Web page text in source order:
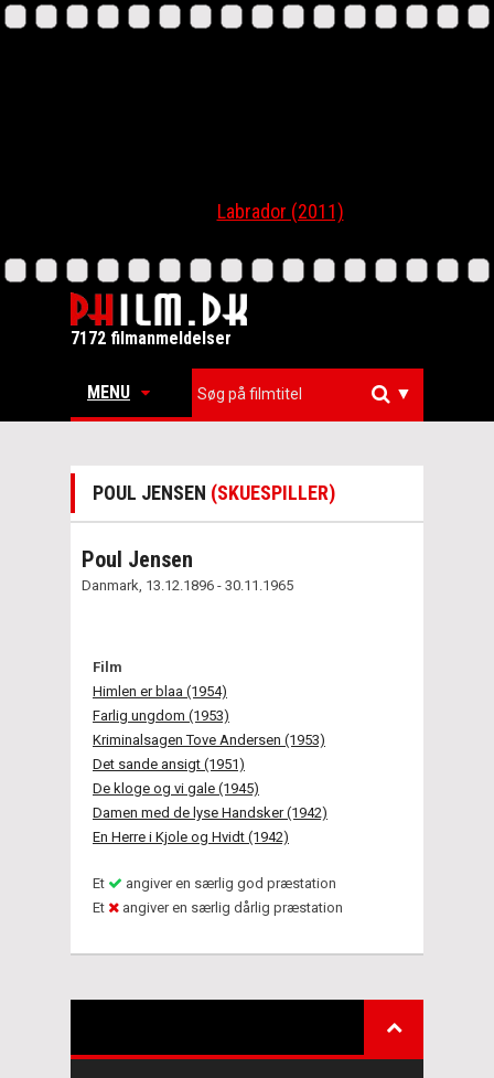
Labrador (2011)
7172 filmanmeldelser
MENU ▼
POUL JENSEN (SKUESPILLER)
Poul Jensen
Danmark, 13.12.1896 - 30.11.1965
Film
Himlen er blaa (1954)
Farlig ungdom (1953)
Kriminalsagen Tove Andersen (1953)
Det sande ansigt (1951)
De kloge og vi gale (1945)
Damen med de lyse Handsker (1942)
En Herre i Kjole og Hvidt (1942)
Et
angiver en særlig god præstation
Et
angiver en særlig dårlig præstation